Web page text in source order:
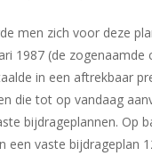
men zich voor deze
1987 (de zogenaamde
in een aftrekbaar
die tot op vandaag
bijdrageplannen. Op
een vaste bijdrageplan